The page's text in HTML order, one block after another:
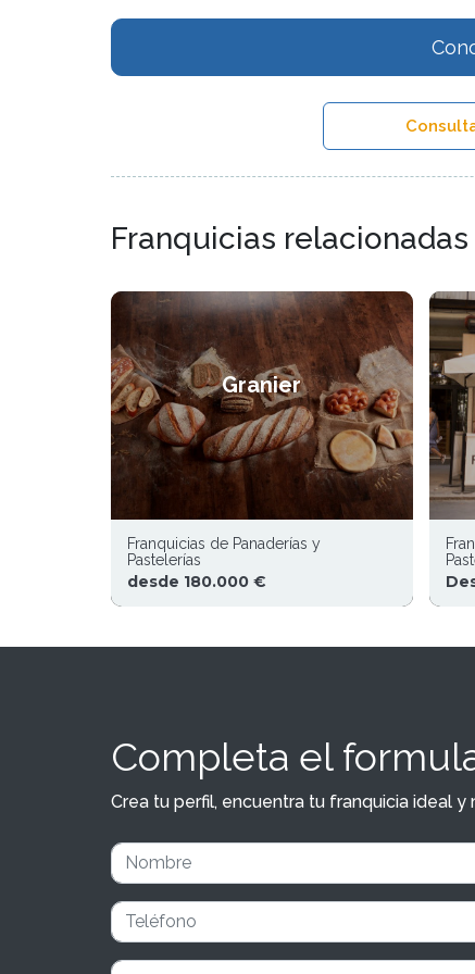
Franquicias relacionadas
Granier
Franquicias de Panaderías y
Pastelerías
desde 180.000 €
Completa el
Crea tu perfil, encuentra tu franquicia ideal